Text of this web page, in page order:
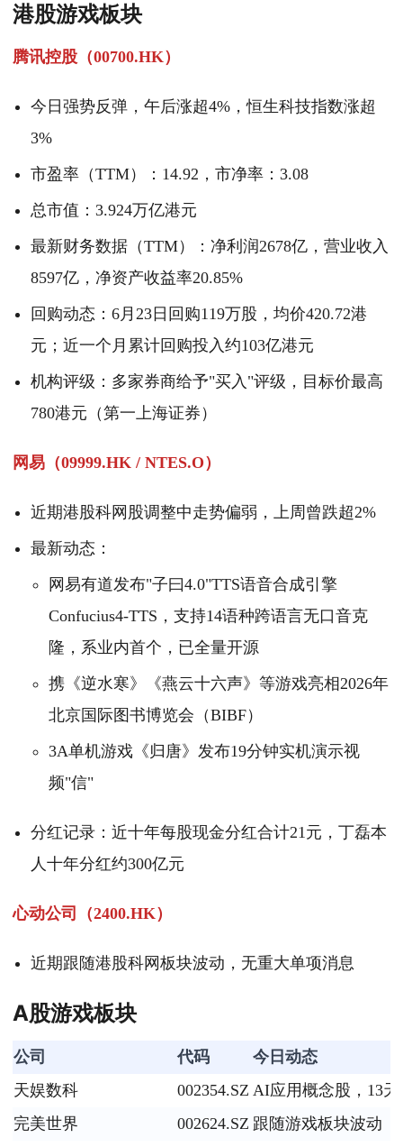
港股游戏板块
腾讯控股（00700.HK）
今日强势反弹，午后涨超4%，恒生科技指数涨超
3%
市盈率（TTM）：14.92，市净率：3.08
总市值：3.924万亿港元
最新财务数据（TTM）：净利润2678亿，营业收入
8597亿，净资产收益率20.85%
回购动态：6月23日回购119万股，均价420.72港
元；近一个月累计回购投入约103亿港元
机构评级：多家券商给予"买入"评级，目标价最高
780港元（第一上海证券）
网易（09999.HK / NTES.O）
近期港股科网股调整中走势偏弱，上周曾跌超2%
最新动态：
网易有道发布"子曰4.0"TTS语音合成引擎
Confucius4-TTS，支持14语种跨语言无口音克
隆，系业内首个，已全量开源
携《逆水寒》《燕云十六声》等游戏亮相2026年
北京国际图书博览会（BIBF）
3A单机游戏《归唐》发布19分钟实机演示视
频"信"
分红记录：近十年每股现金分红合计21元，丁磊本
人十年分红约300亿元
心动公司（2400.HK）
近期跟随港股科网板块波动，无重大单项消息
A股游戏板块
公司 代码
今日动态
天娱数科
002354.SZ AI应用概念股，13
完美世界
002624.SZ 跟随游戏板块波动